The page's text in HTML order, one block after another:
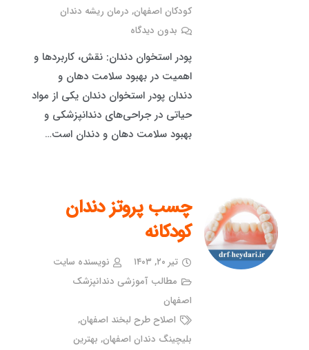
کودکان اصفهان, درمان ریشه دندان
بدون دیدگاه
پودر استخوان دندان: نقش، کاربردها و
اهمیت در بهبود سلامت دهان و
دندان پودر استخوان دندان یکی از مواد
حیاتی در جراحی‌های دندانپزشکی و
بهبود سلامت دهان و دندان است…
چسب پروتز دندان
کودکانه
تیر ۲۰, ۱۴۰۳
نویسنده سایت
مطالب آموزشی دندانپزشک
اصفهان
اصلاح طرح لبخند اصفهان,
بلیچینگ دندان اصفهان, بهترین